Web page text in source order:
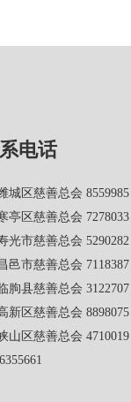
电话
区慈善总会 8559985
区慈善总会 7278033
市慈善总会 5290282
市慈善总会 7118387
县慈善总会 3122707
区慈善总会 8898075
区慈善总会 4710019